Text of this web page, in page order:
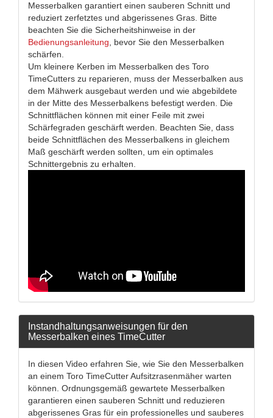
Messerbalken garantiert einen sauberen Schnitt und
reduziert zerfetztes und abgerissenes Gras. Bitte
beachten Sie die Sicherheitshinweise in der
Bedienungsanleitung, bevor Sie den Messerbalken
schärfen.
Um kleinere Kerben im Messerbalken des Toro
TimeCutters zu reparieren, muss der Messerbalken aus
dem Mähwerk ausgebaut werden und wie abgebildete
in der Mitte des Messerbalkens befestigt werden. Die
Schnittflächen können mit einer Feile mit zwei
Schärfegraden geschärft werden. Beachten Sie, dass
beide Schnittflächen des Messerbalkens in gleichem
Maß geschärft werden sollten, um ein optimales
Schnittergebnis zu erhalten.
Instandhaltungsanweisungen für den
Messerbalken eines TimeCutter
In diesen Video erfahren Sie, wie Sie den Messerbalken
an einem Toro TimeCutter Aufsitzrasenmäher warten
können. Ordnungsgemäß gewartete Messerbalken
garantieren einen sauberen Schnitt und reduzieren
abgerissenes Gras für ein professionelles und sauberes